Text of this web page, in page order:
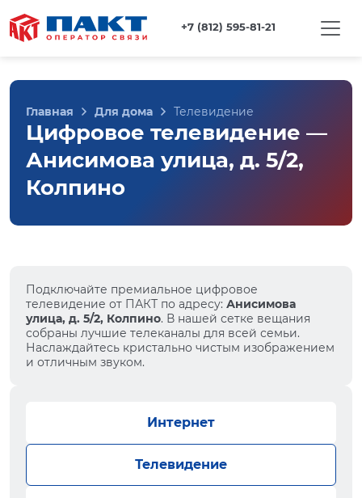
+7 (812) 595-81-21
Главная Для дома Телевидение
Цифровое телевидение —
Анисимова улица, д. 5/2,
Колпино
Подключайте премиальное цифровое
телевидение от ПАКТ по адресу: Анисимова
улица, д. 5/2, Колпино. В нашей сетке вещания
собраны лучшие телеканалы для всей семьи.
Наслаждайтесь кристально чистым изображением
и отличным звуком.
Интернет
Телевидение